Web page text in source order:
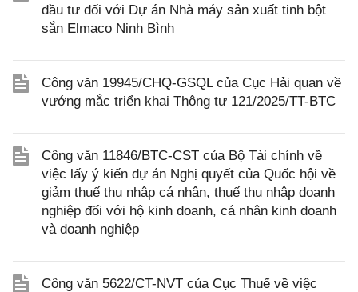
đầu tư đối với Dự án Nhà máy sản xuất tinh bột
sắn Elmaco Ninh Bình
Công văn 19945/CHQ-GSQL của Cục Hải quan về
vướng mắc triển khai Thông tư 121/2025/TT-BTC
Công văn 11846/BTC-CST của Bộ Tài chính về
việc lấy ý kiến dự án Nghị quyết của Quốc hội về
giảm thuế thu nhập cá nhân, thuế thu nhập doanh
nghiệp đối với hộ kinh doanh, cá nhân kinh doanh
và doanh nghiệp
Công văn 5622/CT-NVT của Cục Thuế về việc